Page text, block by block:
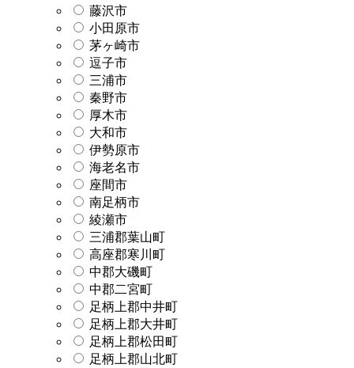
藤沢市
小田原市
茅ヶ崎市
逗子市
三浦市
秦野市
厚木市
大和市
伊勢原市
海老名市
座間市
南足柄市
綾瀬市
三浦郡葉山町
高座郡寒川町
中郡大磯町
中郡二宮町
足柄上郡中井町
足柄上郡大井町
足柄上郡松田町
足柄上郡山北町